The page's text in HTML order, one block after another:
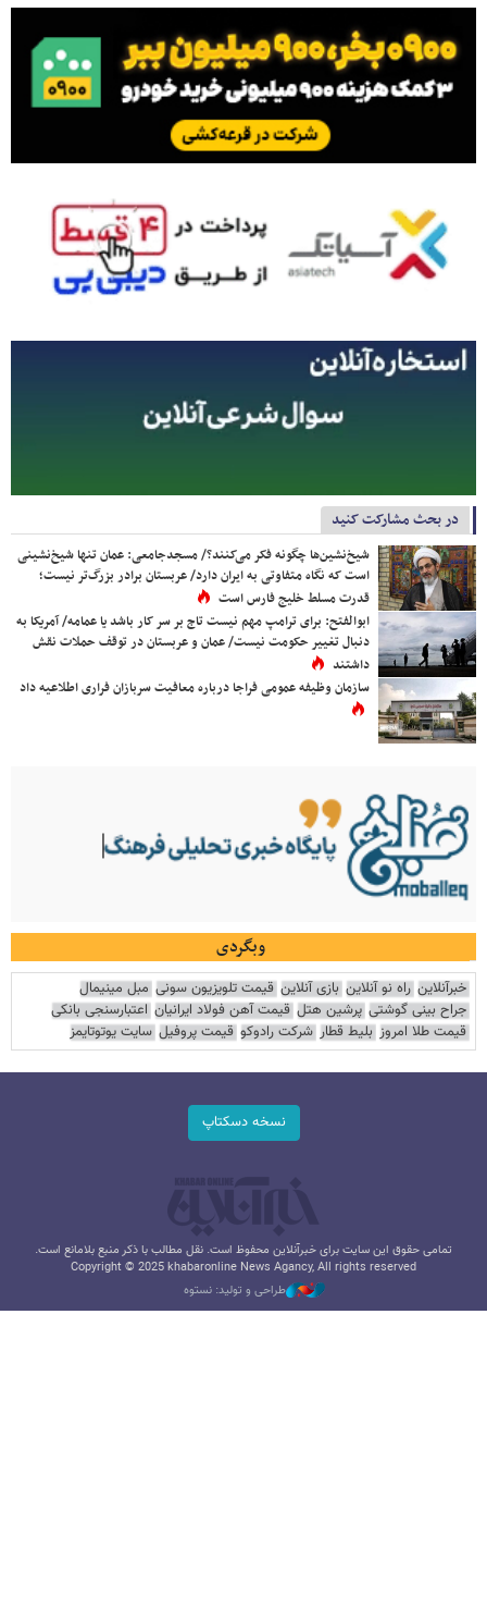
در بحث مشارکت کنید
شیخ‌نشین‌ها چگونه فکر می‌کنند؟/ مسجدجامعی: عمان تنها شیخ‌نشینی
است که نگاه متفاوتی به ایران دارد/ عربستان برادر بزرگ‌تر نیست؛
قدرت مسلط خلیج فارس است
ابوالفتح: برای ترامپ مهم نیست تاج بر سر کار باشد یا عمامه/ آمریکا به
دنبال تغییر حکومت نیست/ عمان و عربستان در توقف حملات نقش
داشتند
سازمان وظیفه عمومی فراجا درباره معافیت سربازان فراری اطلاعیه داد
وبگردی
خبرآنلاین راه نو آنلاین بازی آنلاین قیمت تلویزیون سونی مبل مینیمال
جراح بینی گوشتی پرشین هتل قیمت آهن فولاد ایرانیان اعتبارسنجی بانکی
قیمت طلا امروز بلیط قطار شرکت رادوکو قیمت پروفیل سایت یوتوتایمز
نسخه دسکتاپ
تمامی حقوق این سایت برای خبرآنلاین محفوظ است. نقل مطالب با ذکر منبع بلامانع است.
Copyright © 2025 khabaronline News Agancy, All rights reserved
طراحی و تولید: نستوه